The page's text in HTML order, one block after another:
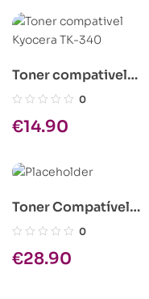
Toner compativel
Kyocera TK-340
0
€14.90
Toner Compatível
Epson C1100 Magenta
0
€28.90